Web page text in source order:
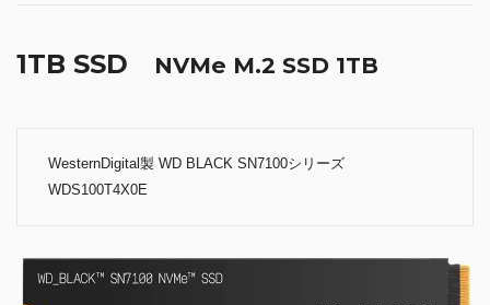
1TB SSD NVMe M.2 SSD 1TB
WesternDigital製 WD BLACK SN7100シリーズ
WDS100T4X0E